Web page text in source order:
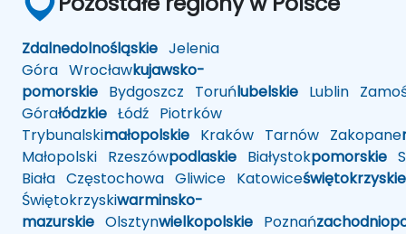
Zdalnedolnośląskie Jelenia
Góra Wrocławkujawsko-
pomorskie Bydgoszcz Toruńlubelskie Lublin
Górałódzkie Łódź Piotrków
Trybunalskimałopolskie Kraków Tarnów Zakopane
Małopolski Rzeszówpodlaskie Białystokpomorskie
Biała Częstochowa Gliwice Katowiceświętokrzyskie
Świętokrzyskiwarminsko-
mazurskie Olsztynwielkopolskie Poznań